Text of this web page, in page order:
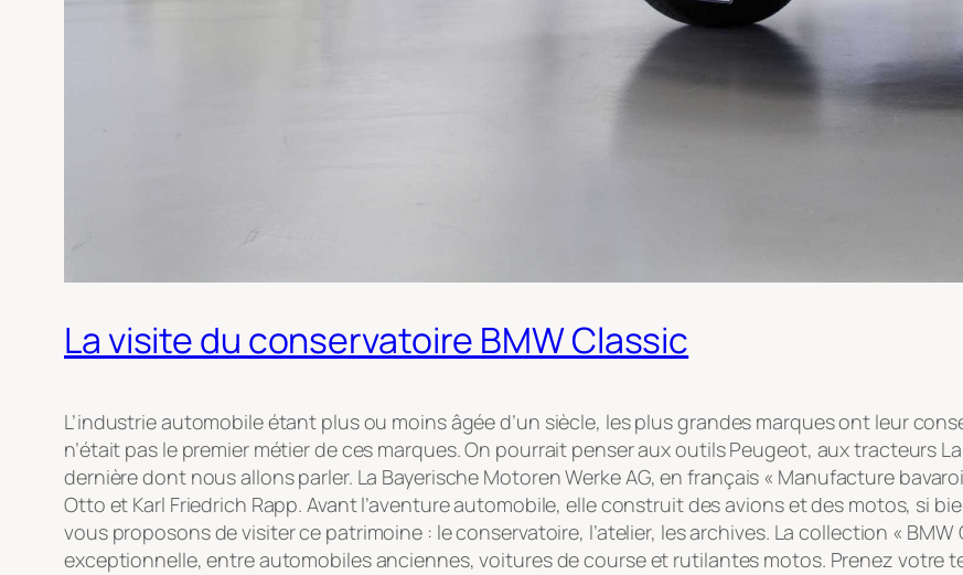
La visite du conservatoire BMW Classic
L’industrie automobile étant plus ou moins âgée d’un siècle, les plus grandes marques ont leur
n’était pas le premier métier de ces marques. On pourrait penser aux outils Peugeot, aux tracteurs
dernière dont nous allons parler. La Bayerische Motoren Werke AG, en français « Manufacture
Otto et Karl Friedrich Rapp. Avant l’aventure automobile, elle construit des avions et des motos, si
vous proposons de visiter ce patrimoine : le conservatoire, l’atelier, les archives. La collection «
exceptionnelle, entre automobiles anciennes, voitures de course et rutilantes motos. Prenez votre